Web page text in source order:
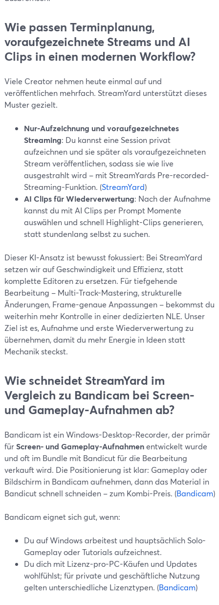
Wie passen Terminplanung,
voraufgezeichnete Streams und AI
Clips in einen modernen Workflow?
Viele Creator nehmen heute einmal auf und
veröffentlichen mehrfach. StreamYard unterstützt dieses
Muster gezielt.
Nur-Aufzeichnung und voraufgezeichnetes
Streaming: Du kannst eine Session privat
aufzeichnen und sie später als voraufgezeichneten
Stream veröffentlichen, sodass sie wie live
ausgestrahlt wird – mit StreamYards Pre-recorded-
Streaming-Funktion. (StreamYard)
AI Clips für Wiederverwertung: Nach der Aufnahme
kannst du mit AI Clips per Prompt Momente
auswählen und schnell Highlight-Clips generieren,
statt stundenlang selbst zu suchen.
Dieser KI-Ansatz ist bewusst fokussiert: Bei StreamYard
setzen wir auf Geschwindigkeit und Effizienz, statt
komplette Editoren zu ersetzen. Für tiefgehende
Bearbeitung – Multi-Track-Mastering, strukturelle
Änderungen, Frame-genaue Anpassungen – bekommst du
weiterhin mehr Kontrolle in einer dedizierten NLE. Unser
Ziel ist es, Aufnahme und erste Wiederverwertung zu
übernehmen, damit du mehr Energie in Ideen statt
Mechanik steckst.
Wie schneidet StreamYard im
Vergleich zu Bandicam bei Screen-
und Gameplay-Aufnahmen ab?
Bandicam ist ein Windows-Desktop-Recorder, der primär
fürScreen- und Gameplay-Aufnahmenentwickelt wurde
und oft im Bundle mit Bandicut für die Bearbeitung
verkauft wird. Die Positionierung ist klar: Gameplay oder
Bildschirm in Bandicam aufnehmen, dann das Material in
Bandicut schnell schneiden – zum Kombi-Preis. (Bandicam)
Bandicam eignet sich gut, wenn:
Du auf Windows arbeitest und hauptsächlich Solo-
Gameplay oder Tutorials aufzeichnest.
Du dich mit Lizenz-pro-PC-Käufen und Updates
wohlfühlst; für private und geschäftliche Nutzung
gelten unterschiedliche Lizenztypen. (Bandicam)